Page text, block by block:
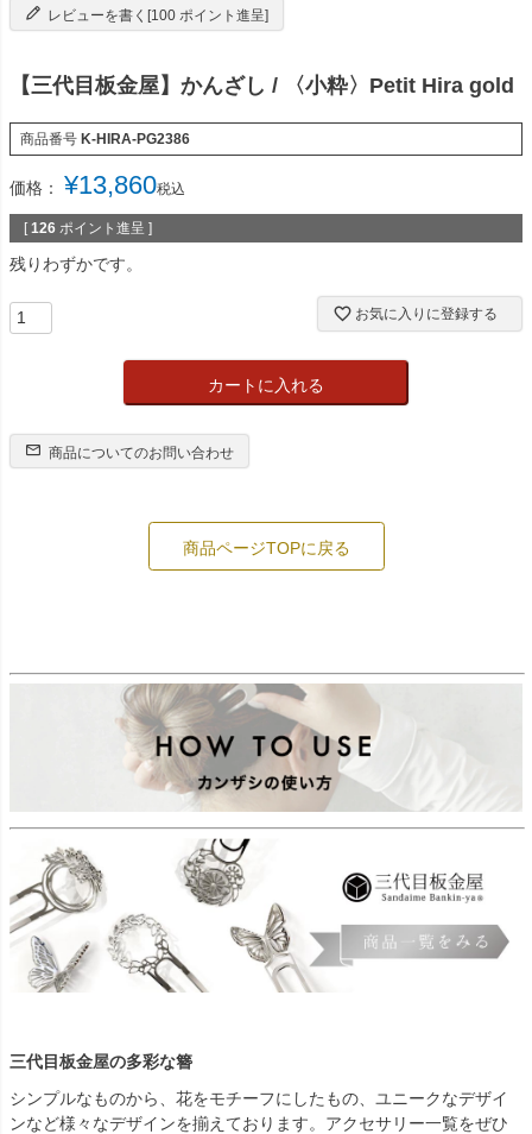
レビューを書く[100 ポイント進呈]
【三代目板金屋】かんざし / 〈小粋〉Petit Hira gold
商品番号 K-HIRA-PG2386
価格： ¥13,860税込
[ 126 ポイント進呈 ]
残りわずかです。
お気に入りに登録する
カートに入れる
商品についてのお問い合わせ
商品ページTOPに戻る
三代目板金屋の多彩な簪
シンプルなものから、花をモチーフにしたもの、ユニークなデザイ
ンなど様々なデザインを揃えております。アクセサリー一覧をぜひ